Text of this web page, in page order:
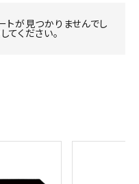
が見つかりませんでし
てください。